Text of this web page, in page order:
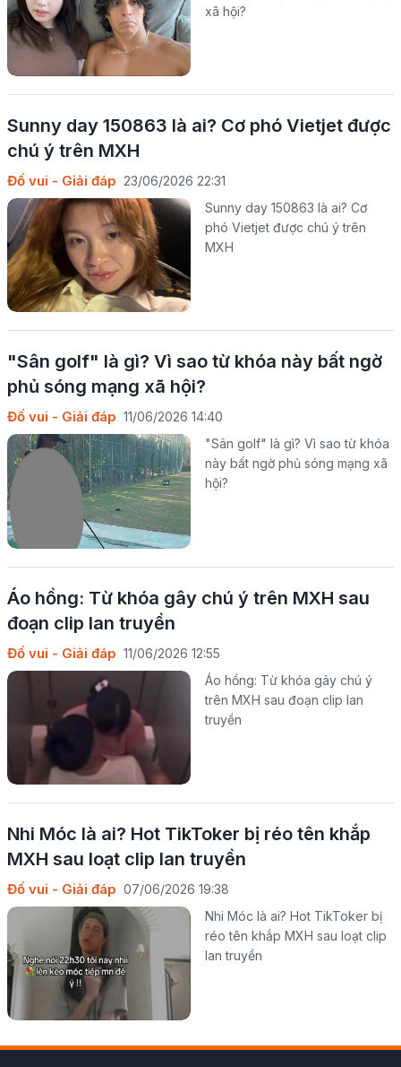
xã hội?
Sunny day 150863 là ai? Cơ phó Vietjet được
chú ý trên MXH
Đố vui - Giải đáp 23/06/2026 22:31
Sunny day 150863 là ai? Cơ
phó Vietjet được chú ý trên
MXH
"Sân golf" là gì? Vì sao từ khóa này bất ngờ
phủ sóng mạng xã hội?
Đố vui - Giải đáp 11/06/2026 14:40
"Sân golf" là gì? Vì sao từ khóa
này bất ngờ phủ sóng mạng xã
hội?
Áo hồng: Từ khóa gây chú ý trên MXH sau
đoạn clip lan truyền
Đố vui - Giải đáp 11/06/2026 12:55
Áo hồng: Từ khóa gây chú ý
trên MXH sau đoạn clip lan
truyền
Nhi Móc là ai? Hot TikToker bị réo tên khắp
MXH sau loạt clip lan truyền
Đố vui - Giải đáp 07/06/2026 19:38
Nhi Móc là ai? Hot TikToker bị
réo tên khắp MXH sau loạt clip
lan truyền